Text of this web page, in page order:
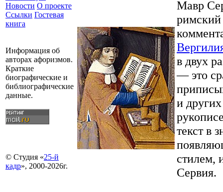
Новости О проекте
Ссылки Гостевая
книга
Информация об
авторах афоризмов.
Краткие
биографические и
библиографические
данные.
© Студия «25-й
кадр», 2000-2026г.
Мавр
в двух
— это
и
текст в
стилем,
Сервия.